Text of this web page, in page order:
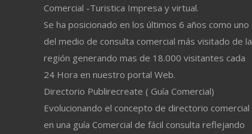
Comercial -Turistica Impresa y virtual.
Se ha posicionado en los últimos 6 años como uno
del medio de consulta comercial más visitado de la
región generando mas de 18.000 visitantes cada
24 Hora en nuestro portal Web.
Directorio Publirecreate ( Guía Comercial)
Evolucionando el concepto de directorio comercial
en una guía Comercial de fácil consulta reflejando